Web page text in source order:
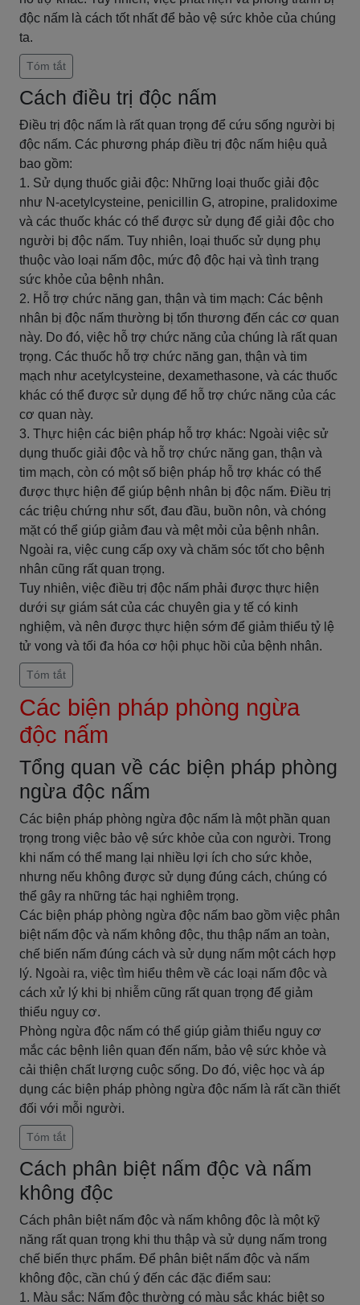
độc nấm là cách tốt nhất để bảo vệ sức khỏe của chúng
ta.
Tóm tắt
Cách điều trị độc nấm
Điều trị độc nấm là rất quan trọng để cứu sống người bị
độc nấm. Các phương pháp điều trị độc nấm hiệu quả
bao gồm:
1. Sử dụng thuốc giải độc: Những loại thuốc giải độc
như N-acetylcysteine, penicillin G, atropine, pralidoxime
và các thuốc khác có thể được sử dụng để giải độc cho
người bị độc nấm. Tuy nhiên, loại thuốc sử dụng phụ
thuộc vào loại nấm độc, mức độ độc hại và tình trạng
sức khỏe của bệnh nhân.
2. Hỗ trợ chức năng gan, thận và tim mạch: Các bệnh
nhân bị độc nấm thường bị tổn thương đến các cơ quan
này. Do đó, việc hỗ trợ chức năng của chúng là rất quan
trọng. Các thuốc hỗ trợ chức năng gan, thận và tim
mạch như acetylcysteine, dexamethasone, và các thuốc
khác có thể được sử dụng để hỗ trợ chức năng của các
cơ quan này.
3. Thực hiện các biện pháp hỗ trợ khác: Ngoài việc sử
dụng thuốc giải độc và hỗ trợ chức năng gan, thận và
tim mạch, còn có một số biện pháp hỗ trợ khác có thể
được thực hiện để giúp bệnh nhân bị độc nấm. Điều trị
các triệu chứng như sốt, đau đầu, buồn nôn, và chóng
mặt có thể giúp giảm đau và mệt mỏi của bệnh nhân.
Ngoài ra, việc cung cấp oxy và chăm sóc tốt cho bệnh
nhân cũng rất quan trọng.
Tuy nhiên, việc điều trị độc nấm phải được thực hiện
dưới sự giám sát của các chuyên gia y tế có kinh
nghiệm, và nên được thực hiện sớm để giảm thiểu tỷ lệ
tử vong và tối đa hóa cơ hội phục hồi của bệnh nhân.
Tóm tắt
Các biện pháp phòng ngừa
độc nấm
Tổng quan về các biện pháp phòng
ngừa độc nấm
Các biện pháp phòng ngừa độc nấm là một phần quan
trọng trong việc bảo vệ sức khỏe của con người. Trong
khi nấm có thể mang lại nhiều lợi ích cho sức khỏe,
nhưng nếu không được sử dụng đúng cách, chúng có
thể gây ra những tác hại nghiêm trọng.
Các biện pháp phòng ngừa độc nấm bao gồm việc phân
biệt nấm độc và nấm không độc, thu thập nấm an toàn,
chế biến nấm đúng cách và sử dụng nấm một cách hợp
lý. Ngoài ra, việc tìm hiểu thêm về các loại nấm độc và
cách xử lý khi bị nhiễm cũng rất quan trọng để giảm
thiểu nguy cơ.
Phòng ngừa độc nấm có thể giúp giảm thiểu nguy cơ
mắc các bệnh liên quan đến nấm, bảo vệ sức khỏe và
cải thiện chất lượng cuộc sống. Do đó, việc học và áp
dụng các biện pháp phòng ngừa độc nấm là rất cần thiết
đối với mỗi người.
Tóm tắt
Cách phân biệt nấm độc và nấm
không độc
Cách phân biệt nấm độc và nấm không độc là một kỹ
năng rất quan trọng khi thu thập và sử dụng nấm trong
chế biến thực phẩm. Để phân biệt nấm độc và nấm
không độc, cần chú ý đến các đặc điểm sau:
1. Màu sắc: Nấm độc thường có màu sắc khác biệt so